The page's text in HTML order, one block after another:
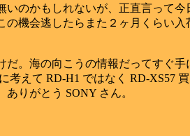
のかもしれないが、正直言って
機会逃したらまた２ヶ月くらい
。海の向こうの情報だってすぐ
えて RD-H1 ではなく RD-XS57
りがとう SONY さん。